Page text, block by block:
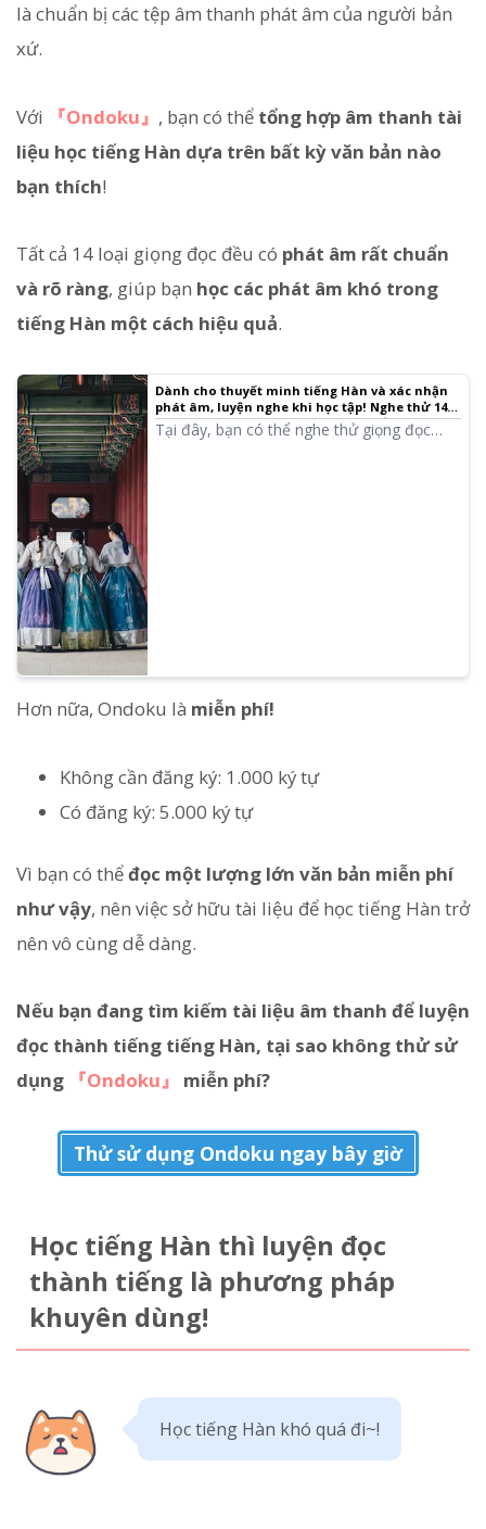
là chuẩn bị các tệp âm thanh phát âm của người bản
xứ.
Với 『Ondoku』 , bạn có thể tổng hợp âm thanh tài
liệu học tiếng Hàn dựa trên bất kỳ văn bản nào
bạn thích!
Tất cả 14 loại giọng đọc đều có phát âm rất chuẩn
và rõ ràng, giúp bạn học các phát âm khó trong
tiếng Hàn một cách hiệu quả.
Dành cho thuyết minh tiếng Hàn và xác nhận
phát âm, luyện nghe khi học tập! Nghe thử 14
giọng đọc nam và nữ với phát âm bản xứ |
Phần mềm đọc văn bản Ondoku
Tại đây, bạn có thể nghe thử giọng đọc
Hơn nữa, Ondoku là miễn phí!
Không cần đăng ký: 1.000 ký tự
Có đăng ký: 5.000 ký tự
Vì bạn có thểđọc một lượng lớn văn bản miễn phí
như vậy, nên việc sở hữu tài liệu để học tiếng Hàn trở
nên vô cùng dễ dàng.
Nếu bạn đang tìm kiếm tài liệu âm thanh để luyện
đọc thành tiếng tiếng Hàn, tại sao không thử sử
dụng
『Ondoku』 miễn phí?
Thử sử dụng Ondoku ngay bây giờ
Học tiếng Hàn thì luyện đọc
thành tiếng là phương pháp
khuyên dùng!
Học tiếng Hàn khó quá đi~!